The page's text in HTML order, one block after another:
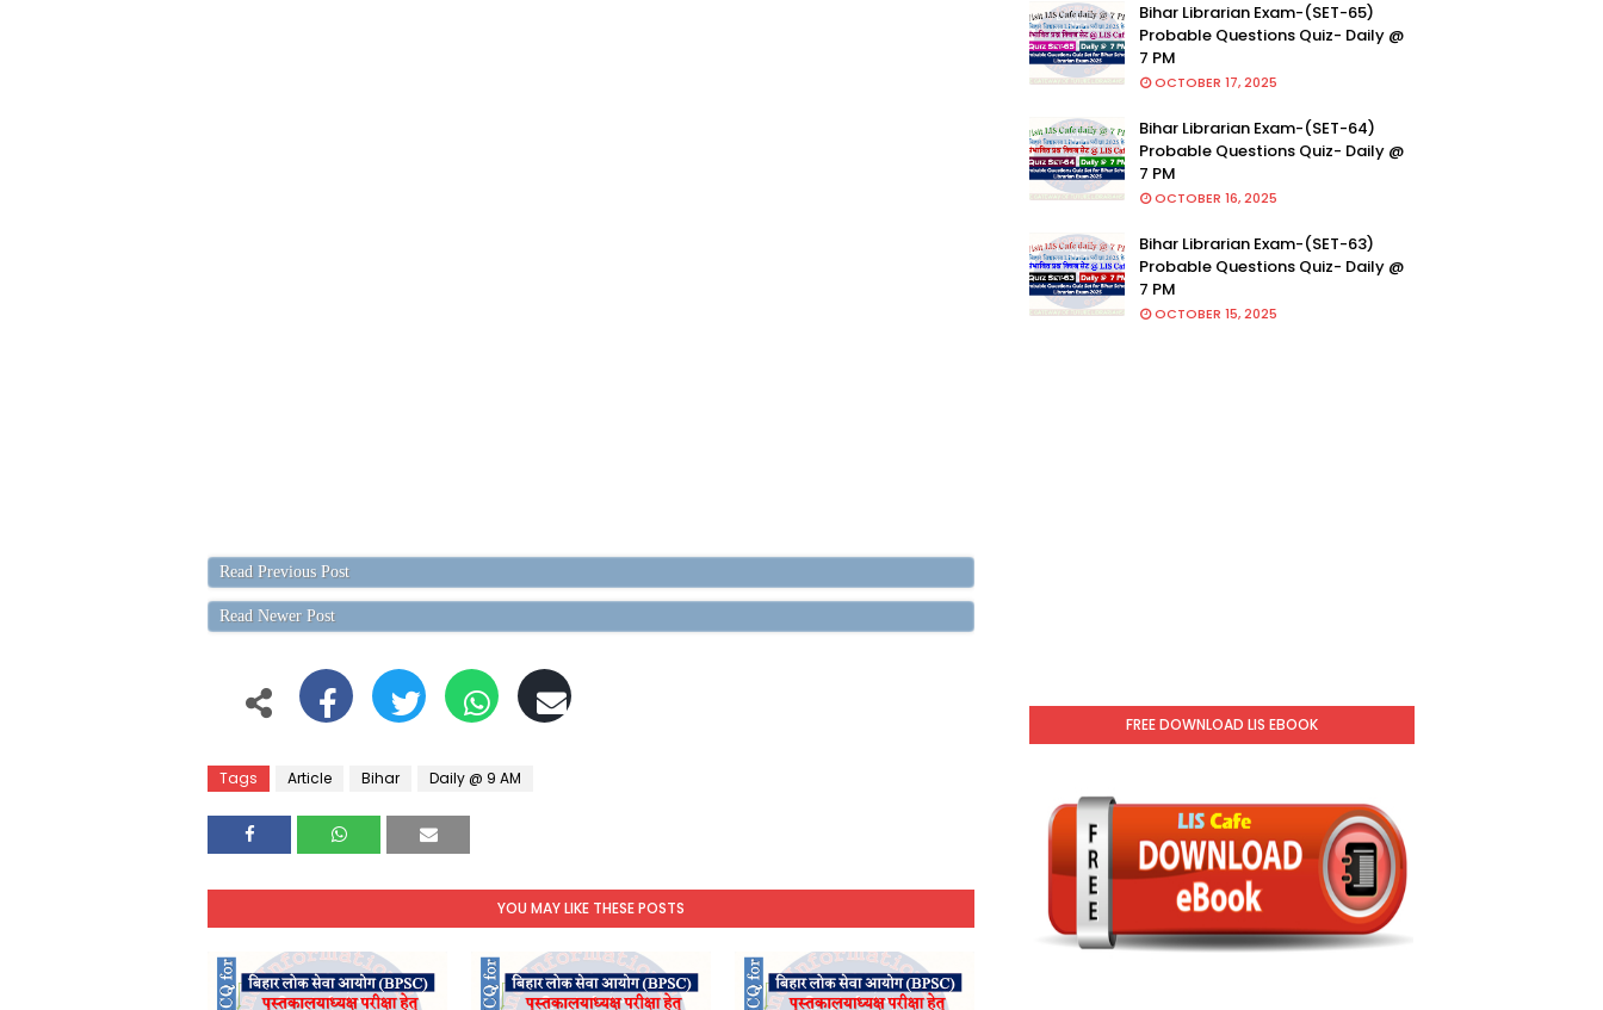
Read Previous Post
Read Newer Post
Tags Article Bihar Daily @ 9 AM
YOU MAY LIKE THESE POSTS
Bihar Librarian Exam-(SET-65)
Probable Questions Quiz- Daily @
7 PM
OCTOBER 17, 2025
Bihar Librarian Exam-(SET-64)
Probable Questions Quiz- Daily @
7 PM
OCTOBER 16, 2025
Bihar Librarian Exam-(SET-63)
Probable Questions Quiz- Daily @
7 PM
OCTOBER 15, 2025
FREE DOWNLOAD LIS EBOOK